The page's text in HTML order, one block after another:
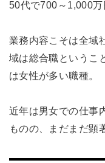
50代で700～1,000万
業務内容こそは全域
域は総合職というこ
は女性が多い職種。
近年は男女での仕事
ものの、まだまだ顕